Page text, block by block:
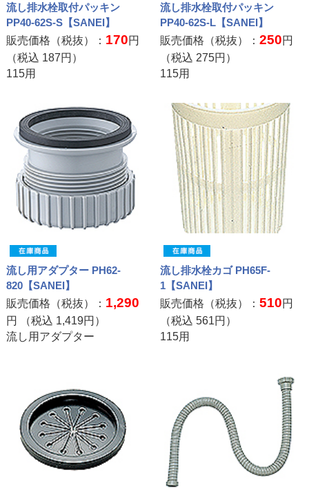
流し排水栓取付パッキン
PP40-62S-S【SANEI】
販売価格（税抜）： 170円
（税込 187円）
115用
流し排水栓取付パッキン
PP40-62S-L【SANEI】
販売価格（税抜）：250円
（税込 275円）
115用
流し用アダプター PH62-
820【SANEI】
販売価格（税抜）： 1,290
円 （税込 1,419円）
流し用アダプター
流し排水栓カゴ PH65F-
1【SANEI】
販売価格（税抜）：510円
（税込561円）
115用